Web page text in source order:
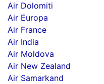
Air Dolomiti
Air Europa
Air France
Air India
Air Moldova
Air New Zealand
Air Samarkand